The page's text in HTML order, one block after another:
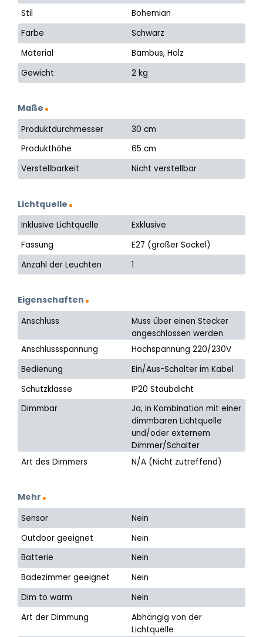
Stil
Bohemian
Farbe
Schwarz
Material
Bambus, Holz
Gewicht
2 kg
Maße
Produktdurchmesser
30 cm
Produkthöhe
65 cm
Verstellbarkeit
Nicht verstellbar
Lichtquelle
Inklusive Lichtquelle
Exklusive
Fassung
E27 (großer Sockel)
Anzahl der Leuchten
1
Eigenschaften
Anschluss
Muss über einen Stecker
angeschlossen werden
Anschlussspannung
Hochspannung 220/230V
Bedienung
Ein/Aus-Schalter im Kabel
Schutzklasse
IP20 Staubdicht
Dimmbar
Ja, in Kombination mit einer
dimmbaren Lichtquelle
und/oder externem
Dimmer/Schalter
Art des Dimmers
N/A (Nicht zutreffend)
Mehr
Sensor
Nein
Outdoor geeignet
Nein
Batterie
Nein
Badezimmer geeignet
Nein
Dim to warm
Nein
Art der Dimmung
Abhängig von der
Lichtquelle